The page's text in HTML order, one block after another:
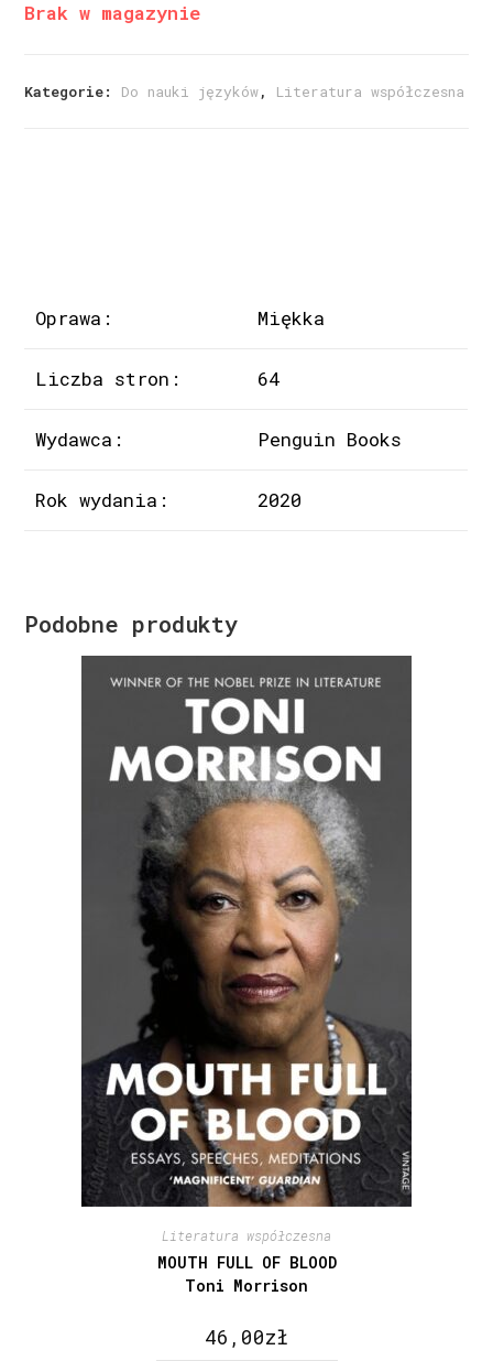
Brak w magazynie
Kategorie: Do nauki języków, Literatura współczesna
Oprawa: Miękka
Liczba stron: 64
Wydawca: Penguin Books
Rok wydania: 2020
Podobne produkty
Literatura współczesna
MOUTH FULL OF BLOOD
Toni Morrison
46,00zł